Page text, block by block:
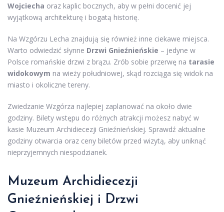
Wojciecha oraz kaplic bocznych, aby w pełni docenić jej
wyjątkową architekturę i bogatą historię.
Na Wzgórzu Lecha znajdują się również inne ciekawe miejsca.
Warto odwiedzić słynne Drzwi Gnieźnieńskie – jedyne w
Polsce romańskie drzwi z brązu. Zrób sobie przerwę na tarasie
widokowym na wieży południowej, skąd rozciąga się widok na
miasto i okoliczne tereny.
Zwiedzanie Wzgórza najlepiej zaplanować na około dwie
godziny. Bilety wstępu do różnych atrakcji możesz nabyć w
kasie Muzeum Archidiecezji Gnieźnieńskiej. Sprawdź aktualne
godziny otwarcia oraz ceny biletów przed wizytą, aby uniknąć
nieprzyjemnych niespodzianek.
Muzeum Archidiecezji
Gnieźnieńskiej i Drzwi